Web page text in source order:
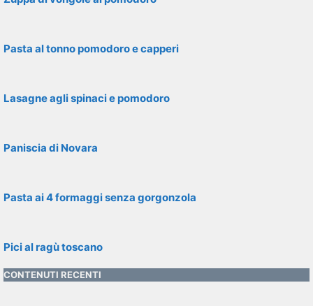
Pasta al tonno pomodoro e capperi
Lasagne agli spinaci e pomodoro
Paniscia di Novara
Pasta ai 4 formaggi senza gorgonzola
Pici al ragù toscano
CONTENUTI RECENTI